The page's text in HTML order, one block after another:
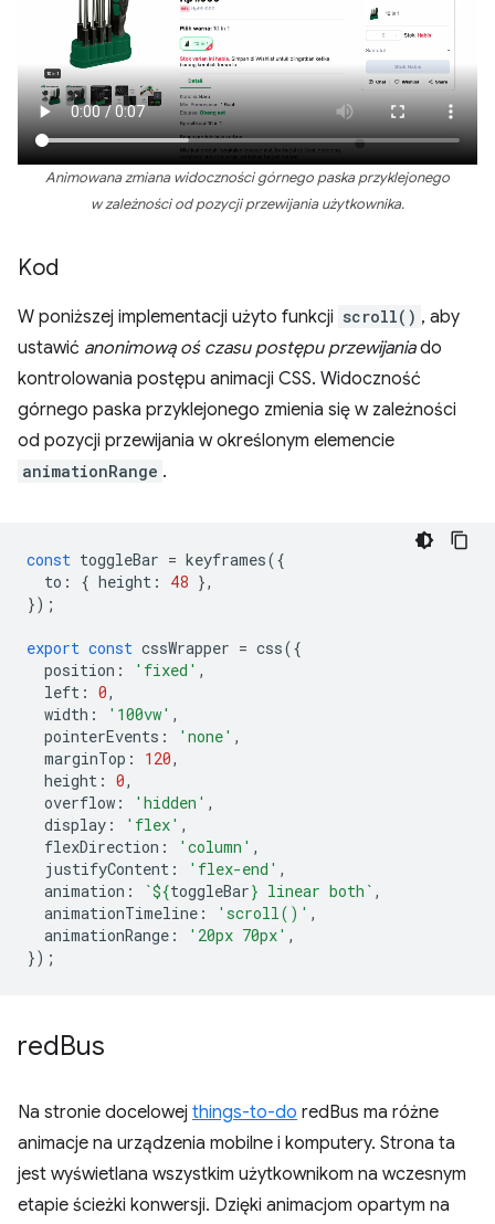
Animowana zmiana widoczności górnego paska przyklejonego
w zależności od pozycji przewijania użytkownika.
Kod
W poniższej implementacji użyto funkcji scroll() , aby
ustawić anonimową oś czasu postępu przewijaniado
kontrolowania postępu animacji CSS. Widoczność
górnego paska przyklejonego zmienia się w zależności
od pozycji przewijania w określonym elemencie
animationRange .
const toggleBar = keyframes({
to : { height : 48 },
});
export const cssWrapper = css({
position : 'fixed' ,
left : 0,
width : '100vw' ,
pointerEvents : 'none' ,
marginTop : 120,
height : 0,
overflow : 'hidden' ,
display : 'flex' ,
flexDirection : 'column' ,
justifyContent : 'flex-end' ,
animation : `${toggleBar} linear both` ,
animationTimeline : 'scroll()' ,
animationRange : '20px 70px' ,
});
redBus
Na stronie docelowej things-to-do redBus ma różne
animacje na urządzenia mobilne i komputery. Strona ta
jest wyświetlana wszystkim użytkownikom na wczesnym
etapie ścieżki konwersji. Dzięki animacjom opartym na